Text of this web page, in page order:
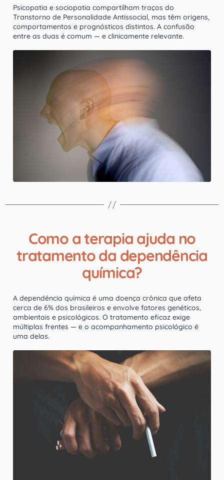
Psicopatia e sociopatia compartilham traços do
Transtorno de Personalidade Antissocial, mas têm origens,
comportamentos e prognósticos distintos. A confusão
entre as duas é comum — e clinicamente relevante.
Como a terapia ajuda no
tratamento da dependência
química?
A dependência química é uma doença crônica que afeta
cerca de 6% dos brasileiros e envolve fatores genéticos,
ambientais e psicológicos. O tratamento eficaz exige
múltiplas frentes — e o acompanhamento psicológico é
uma delas.